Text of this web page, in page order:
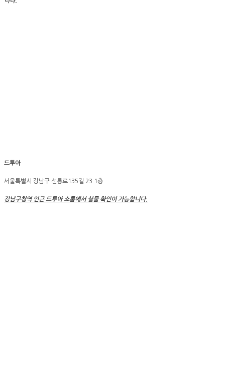
드투아
서울특별시 강남구 선릉로135길 23 1층
강남구청역 인근 드투아 쇼룸에서 실물 확인이 가능합니다.